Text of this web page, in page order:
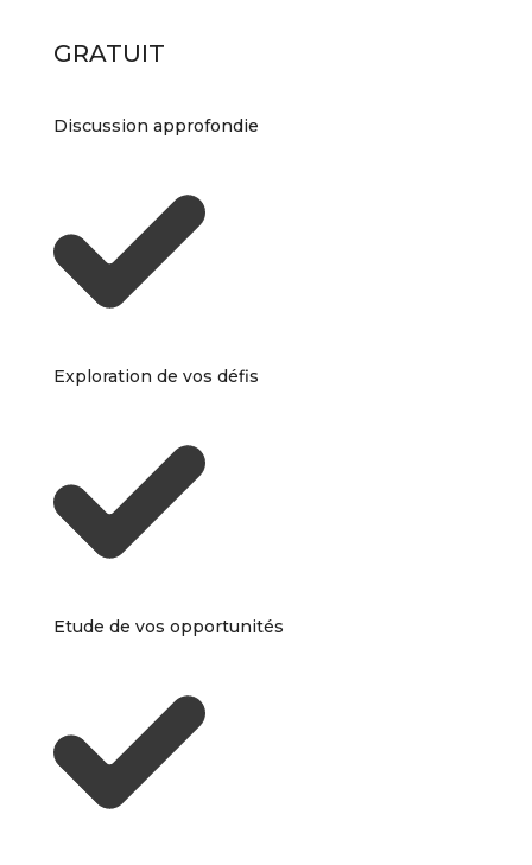
GRATUIT
Discussion approfondie
Exploration de vos défis
Etude de vos opportunités